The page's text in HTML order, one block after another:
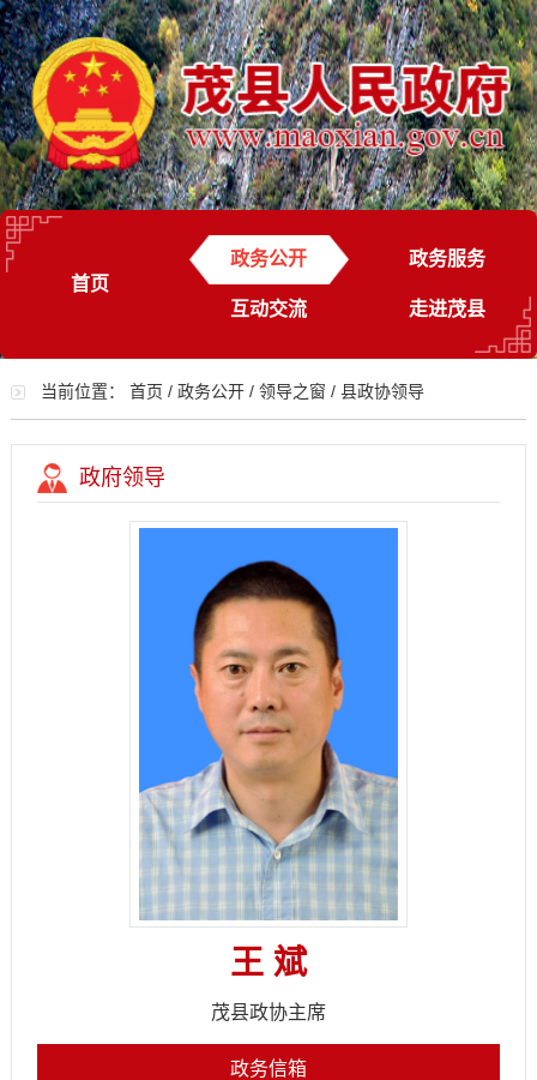
首页
政务公开 政务服务
互动交流 走进茂县
当前位置： 首页 / 政务公开/ 领导之窗 / 县政协领导
政府领导
王 斌
茂县政协主席
政务信箱